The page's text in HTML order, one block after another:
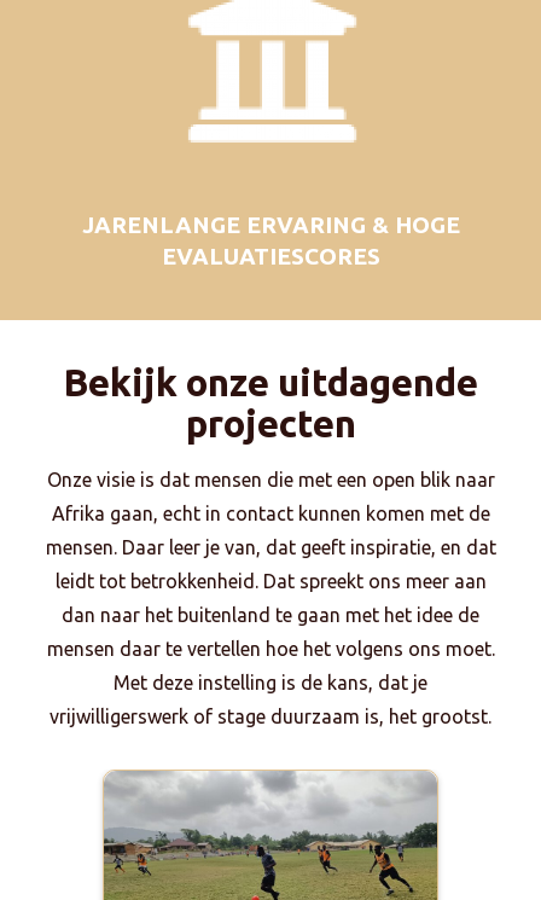
JARENLANGE ERVARING & HOGE
EVALUATIESCORES
Bekijk onze uitdagende
projecten
Onze visie is dat mensen die met een open blik naar
Afrika gaan, echt in contact kunnen komen met de
mensen. Daar leer je van, dat geeft inspiratie, en dat
leidt tot betrokkenheid. Dat spreekt ons meer aan
dan naar het buitenland te gaan met het idee de
mensen daar te vertellen hoe het volgens ons moet.
Met deze instelling is de kans, dat je
vrijwilligerswerk of stage duurzaam is, het grootst.